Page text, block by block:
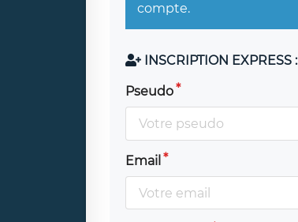
compte.
INSCRIPTION EXPRESS :
Pseudo
Email